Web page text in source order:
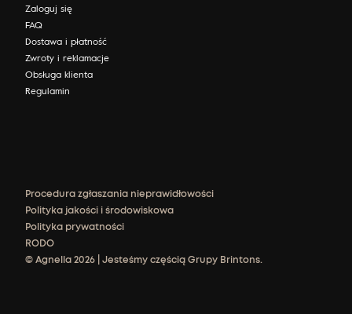
Zaloguj się
FAQ
Dostawa i płatność
Zwroty i reklamacje
Obsługa klienta
Regulamin
Procedura zgłaszania nieprawidłowości
Polityka jakości i środowiskowa
Polityka prywatności
RODO
© Agnella 2026 | Jesteśmy częścią Grupy Brintons.